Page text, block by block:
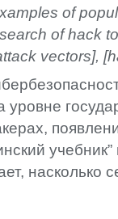
of
of hack
vectors],
насколько